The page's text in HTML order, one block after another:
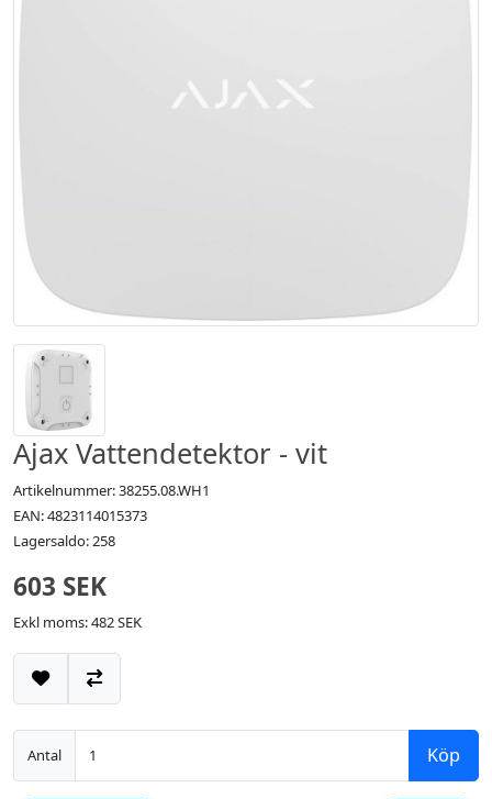
Ajax Vattendetektor - vit
Artikelnummer: 38255.08.WH1
EAN: 4823114015373
Lagersaldo: 258
603 SEK
Exkl moms: 482 SEK
Lägg till i önskelistan
Jämför
Antal Köp